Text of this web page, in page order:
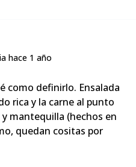
como definirlo. Ensalada
rica y la carne al punto
mantequilla (hechos en
quedan cositas por